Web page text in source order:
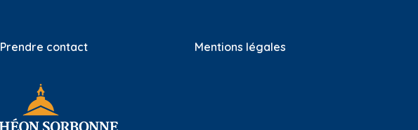
Prendre contact Mentions légales